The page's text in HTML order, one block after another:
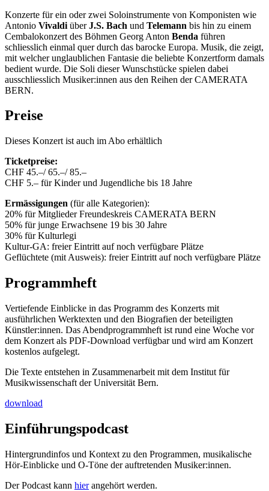
Konzerte für ein oder zwei Soloinstrumente von Komponisten wie
Antonio Vivaldi überJ.S. Bach und Telemann bis hin zu einem
Cembalokonzert des Böhmen Georg Anton Benda führen
schliesslich einmal quer durch das barocke Europa. Musik, die zeigt,
mit welcher unglaublichen Fantasie die beliebte Konzertform damals
bedient wurde. Die Soli dieser Wunschstücke spielen dabei
ausschliesslich Musiker:innen aus den Reihen der CAMERATA
BERN.
Preise
Dieses Konzert ist auch im Abo erhältlich
Ticketpreise:
CHF 45.–/ 65.–/ 85.–
CHF 5.– für Kinder und Jugendliche bis 18 Jahre
Ermässigungen (für alle Kategorien):
20% für Mitglieder Freundeskreis CAMERATA BERN
50% für junge Erwachsene 19 bis 30 Jahre
30% für Kulturlegi
Kultur-GA: freier Eintritt auf noch verfügbare Plätze
Geflüchtete (mit Ausweis): freier Eintritt auf noch verfügbare Plätze
Programmheft
Vertiefende Einblicke in das Programm des Konzerts mit
ausführlichen Werktexten und den Biografien der beteiligten
Künstler:innen. Das Abendprogrammheft ist rund eine Woche vor
dem Konzert als PDF-Download verfügbar und wird am Konzert
kostenlos aufgelegt.
Die Texte entstehen in Zusammenarbeit mit dem Institut für
Musikwissenschaft der Universität Bern.
download
Einführungspodcast
Hintergrundinfos und Kontext zu den Programmen, musikalische
Hör-Einblicke und O-Töne der auftretenden Musiker:innen.
Der Podcast kann hierangehört werden.